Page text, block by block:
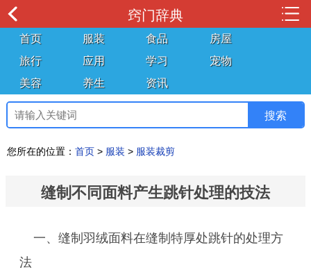
窍门辞典
首页 服装 食品
房屋
旅行
应用 学习
宠物
美容
养生 资讯
您所在的位置： 首页 > 服装 > 服装裁剪
缝制不同面料产生跳针处理的技法
一、缝制羽绒面料在缝制特厚处跳针的处理方
法